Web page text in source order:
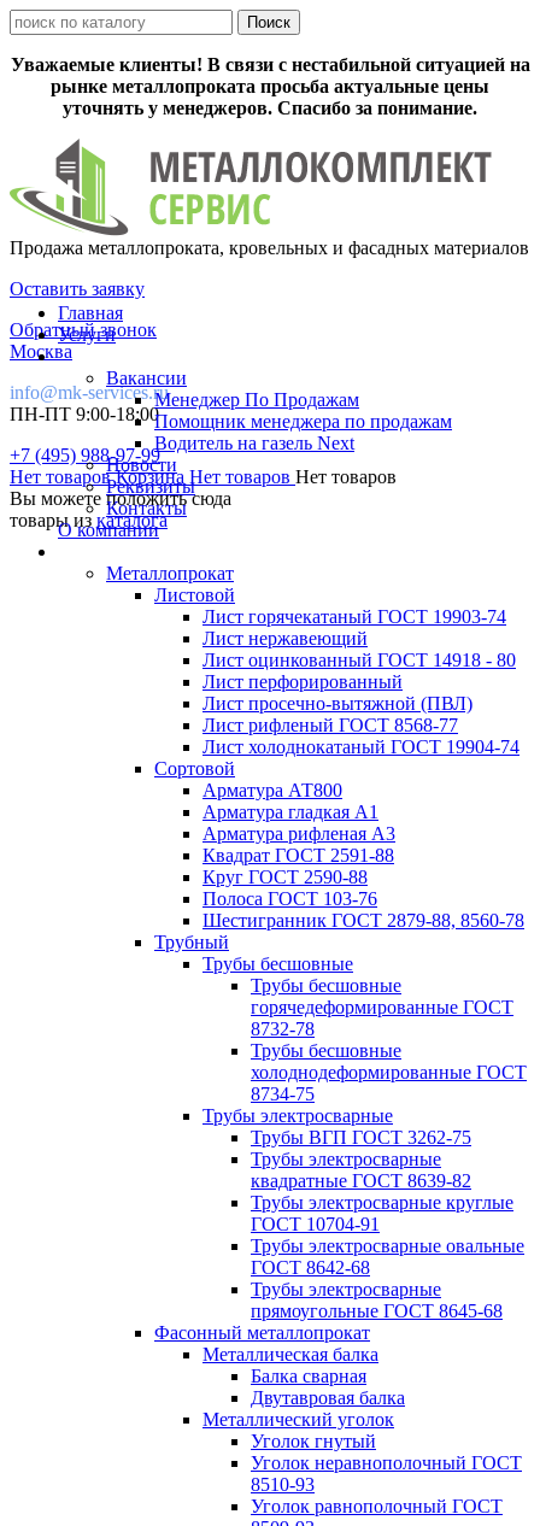
Уважаемые клиенты! В связи с нестабильной ситуацией на
рынке металлопроката просьба актуальные цены
уточнять у менеджеров. Спасибо за понимание.
Продажа металлопроката, кровельных и фасадных материалов
Оставить заявку
Обратный звонок
Москва
info@mk-services.ru
ПН-ПТ 9:00-18:00
+7 (495) 988-97-99
Нет товаровКорзина Нет товаров Нет товаров
Вы можете положить сюда
товары из каталога
Главная
Услуги
Вакансии
Менеджер По Продажам
Помощник менеджера по продажам
Водитель на газель Next
Новости
Реквизиты
Контакты
О компании
Металлопрокат
Листовой
Лист горячекатаный ГОСТ 19903-74
Лист нержавеющий
Лист оцинкованный ГОСТ 14918 - 80
Лист перфорированный
Лист просечно-вытяжной (ПВЛ)
Лист рифленый ГОСТ 8568-77
Лист холоднокатаный ГОСТ 19904-74
Сортовой
Арматура АТ800
Арматура гладкая А1
Арматура рифленая А3
Квадрат ГОСТ 2591-88
Круг ГОСТ 2590-88
Полоса ГОСТ 103-76
Шестигранник ГОСТ 2879-88, 8560-78
Трубный
Трубы бесшовные
Трубы бесшовные
горячедеформированные ГОСТ
8732-78
Трубы бесшовные
холоднодеформированные ГОСТ
8734-75
Трубы электросварные
Трубы ВГП ГОСТ 3262-75
Трубы электросварные
квадратные ГОСТ 8639-82
Трубы электросварные круглые
ГОСТ 10704-91
Трубы электросварные овальные
ГОСТ 8642-68
Трубы электросварные
прямоугольные ГОСТ 8645-68
Фасонный металлопрокат
Металлическая балка
Балка сварная
Двутавровая балка
Металлический уголок
Уголок гнутый
Уголок неравнополочный ГОСТ
8510-93
Уголок равнополочный ГОСТ